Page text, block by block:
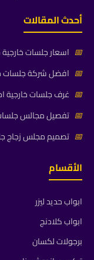
أحدث المقالات
📅 اسعار جلسات
📅 افضل شركة جلسات
📅 غرف جلسات
📅 تفصيل مجالس
📅 تصميم مجلس زجاج
الأقسام
ابواب حديد ليزر
ابواب كلادنج
برجولات لكسان